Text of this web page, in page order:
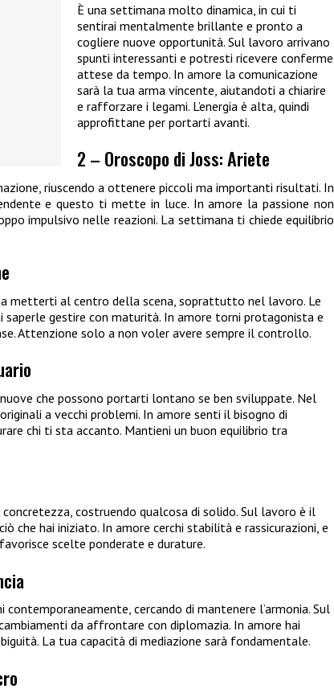
È una settimana molto dinamica, in cui ti
sentirai mentalmente brillante e pronto a
cogliere nuove opportunità. Sul lavoro arrivano
spunti interessanti e potresti ricevere conferme
attese da tempo. In amore la comunicazione
sarà la tua arma vincente, aiutandoti a chiarire
e rafforzare i legami. L’energia è alta, quindi
approfittane per portarti avanti.
2 – Oroscopo di Joss: Ariete
riuscendo a ottenere piccoli ma importanti risultati. In
e questo ti mette in luce. In amore la passione non
impulsivo nelle reazioni. La settimana ti chiede equilibrio
a metterti al centro della scena, soprattutto nel lavoro. Le
saperle gestire con maturità. In amore torni protagonista e
Attenzione solo a non voler avere sempre il controllo.
che possono portarti lontano se ben sviluppate. Nel
a vecchi problemi. In amore senti il bisogno di
chi ti sta accanto. Mantieni un buon equilibrio tra
costruendo qualcosa di solido. Sul lavoro è il
che hai iniziato. In amore cerchi stabilità e rassicurazioni, e
scelte ponderate e durature.
cercando di mantenere l’armonia. Sul
da affrontare con diplomazia. In amore hai
La tua capacità di mediazione sarà fondamentale.